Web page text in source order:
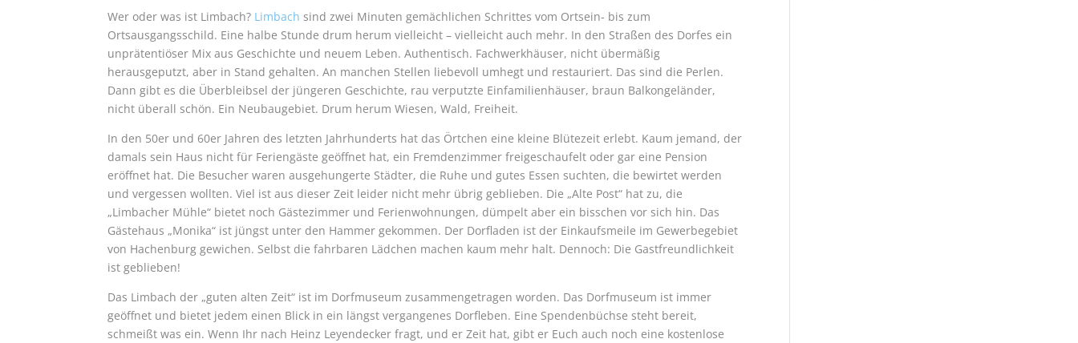
Wer oder was ist Limbach? Limbach sind zwei Minuten gemächlichen Schrittes vom Ortsein- bis zum
Ortsausgangsschild. Eine halbe Stunde drum herum vielleicht – vielleicht auch mehr. In den Straßen des Dorfes ein
unprätentiöser Mix aus Geschichte und neuem Leben. Authentisch. Fachwerkhäuser, nicht übermäßig
herausgeputzt, aber in Stand gehalten. An manchen Stellen liebevoll umhegt und restauriert. Das sind die Perlen.
Dann gibt es die Überbleibsel der jüngeren Geschichte, rau verputzte Einfamilienhäuser, braun Balkongeländer,
nicht überall schön. Ein Neubaugebiet. Drum herum Wiesen, Wald, Freiheit.
In den 50er und 60er Jahren des letzten Jahrhunderts hat das Örtchen eine kleine Blütezeit erlebt. Kaum jemand, der
damals sein Haus nicht für Feriengäste geöffnet hat, ein Fremdenzimmer freigeschaufelt oder gar eine Pension
eröffnet hat. Die Besucher waren ausgehungerte Städter, die Ruhe und gutes Essen suchten, die bewirtet werden
und vergessen wollten. Viel ist aus dieser Zeit leider nicht mehr übrig geblieben. Die „Alte Post“ hat zu, die
„Limbacher Mühle“ bietet noch Gästezimmer und Ferienwohnungen, dümpelt aber ein bisschen vor sich hin. Das
Gästehaus „Monika“ ist jüngst unter den Hammer gekommen. Der Dorfladen ist der Einkaufsmeile im Gewerbegebiet
von Hachenburg gewichen. Selbst die fahrbaren Lädchen machen kaum mehr halt. Dennoch: Die Gastfreundlichkeit
ist geblieben!
Das Limbach der „guten alten Zeit“ ist im Dorfmuseum zusammengetragen worden. Das Dorfmuseum ist immer
geöffnet und bietet jedem einen Blick in ein längst vergangenes Dorfleben. Eine Spendenbüchse steht bereit,
schmeißt was ein. Wenn Ihr nach Heinz Leyendecker fragt, und er Zeit hat, gibt er Euch auch noch eine kostenlose